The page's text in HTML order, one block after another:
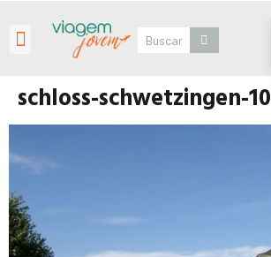
schloss-schwetzingen-10